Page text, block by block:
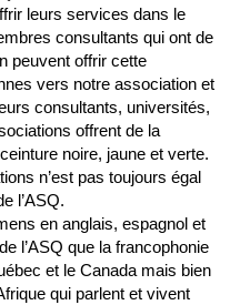
leurs services dans le
consultants qui ont de
peuvent offrir cette
vers notre association et
consultants, universités,
offrent de la
noire, jaune et verte.
n’est pas toujours égal
l’ASQ.
en anglais, espagnol et
l’ASQ que la francophonie
et le Canada mais bien
qui parlent et vivent